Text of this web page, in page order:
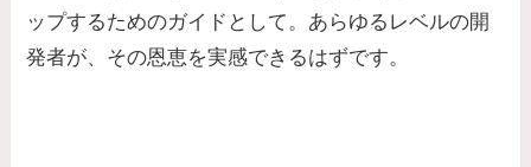
ップするためのガイドとして。あらゆるレベルの開
発者が、その恩恵を実感できるはずです。